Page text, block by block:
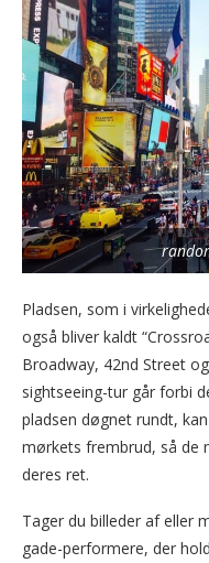
Pladsen, som i
også bliver kaldt
Broadway, 42nd Street
sightseeing-tur går forbi
pladsen døgnet rundt,
mørkets frembrud, så de
deres ret.
Tager du billeder af eller
gade-performere, der